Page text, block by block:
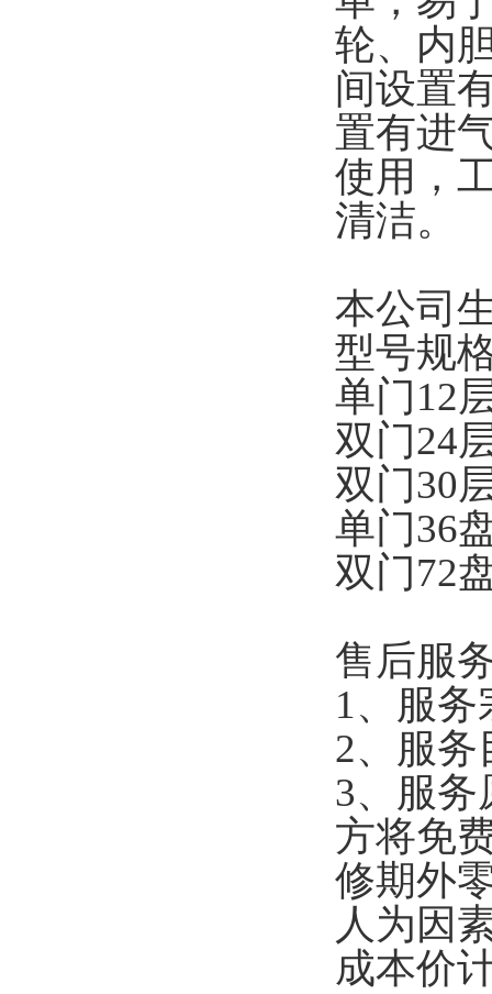
轮、内
间设置
置有进
使用，
清洁。
本公司
型号规
单门12
双门24
双门30
单门36
双门72
售后服
1、服务
2、服务
3、服务
方将免
修期外
人为因
成本价